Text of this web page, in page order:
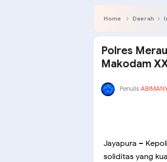
Home Daerah
Polres
Makodam
Penulis
Jayapura –
soliditas yang